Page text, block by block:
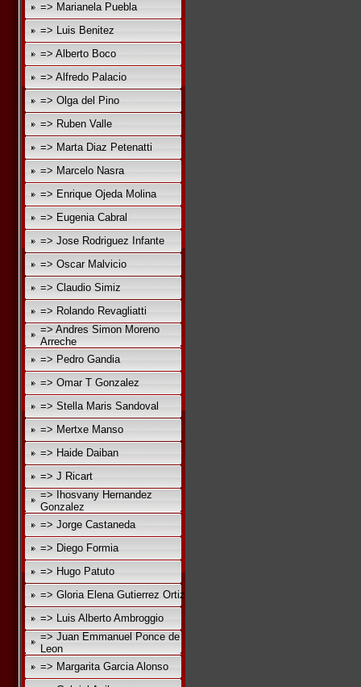
=> Marianela Puebla
=> Luis Benitez
=> Alberto Boco
=> Alfredo Palacio
=> Olga del Pino
=> Ruben Valle
=> Marta Diaz Petenatti
=> Marcelo Nasra
=> Enrique Ojeda Molina
=> Eugenia Cabral
=> Jose Rodriguez Infante
=> Oscar Malvicio
=> Claudio Simiz
=> Rolando Revagliatti
=> Andres Simon Moreno
Arreche
=> Pedro Gandia
=> Omar T Gonzalez
=> Stella Maris Sandoval
=> Mertxe Manso
=> Haide Daiban
=> J Ricart
=> Ihosvany Hernandez
Gonzalez
=> Jorge Castaneda
=> Diego Formia
=> Hugo Patuto
=> Gloria Elena Gutierrez Ortiz
=> Luis Alberto Ambroggio
=> Juan Emmanuel Ponce de
Leon
=> Margarita Garcia Alonso